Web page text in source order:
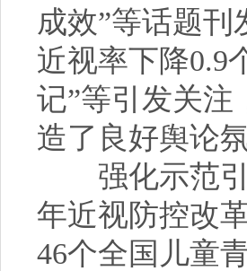
成效”等话题刊
近视率下降0.9
记”等引发关注
造了良好舆论氛
强化示范引
年近视防控改
46个全国儿童